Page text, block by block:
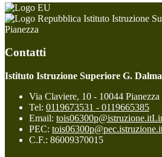
Istituto Istruzione
Pianezza
Contatti
Istituto Istruzione Superiore G.
Via Claviere, 10 - 10044
Tel: 0119673531 - 0119665385
Email: tois06300p@istruzione.it
PEC:
C.F.: 86009370015